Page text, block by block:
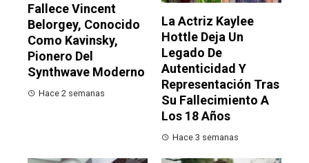
Fallece Vincent
Belorgey, Conocido
Como Kavinsky,
Pionero Del
Synthwave Moderno
Hace 2 semanas
La Actriz Kaylee
Hottle Deja Un
Legado De
Autenticidad Y
Representación Tras
Su Fallecimiento A
Los 18 Años
Hace 3 semanas